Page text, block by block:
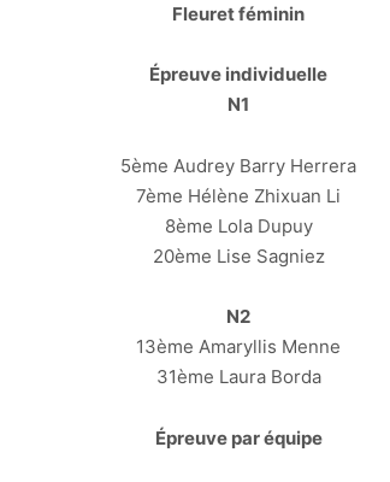
Fleuret féminin
Épreuve individuelle
N1
5ème Audrey Barry Herrera
7ème Hélène Zhixuan Li
8ème Lola Dupuy
20ème Lise Sagniez
N2
13ème Amaryllis Menne
31ème Laura Borda
Épreuve par équipe